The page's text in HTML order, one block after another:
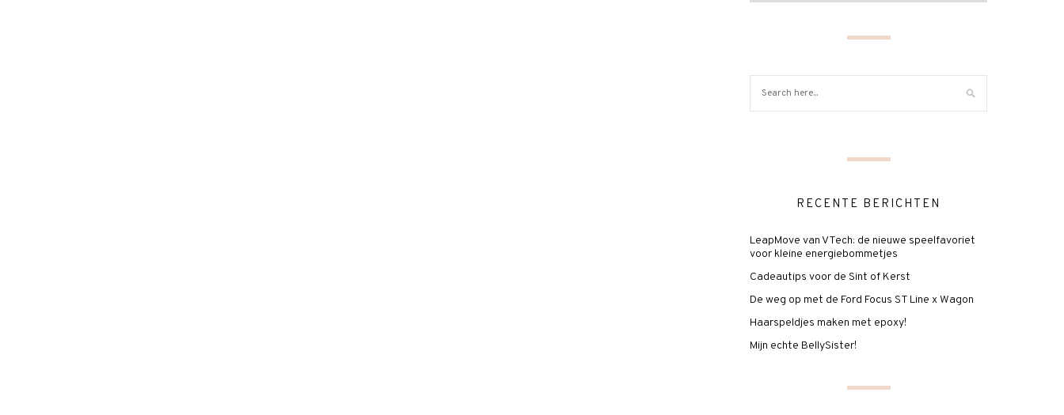
RECENTE BERICHTEN
LeapMove van VTech: de nieuwe speelfavoriet
voor kleine energiebommetjes
Cadeautips voor de Sint of Kerst
De weg op met de Ford Focus ST Line x Wagon
Haarspeldjes maken met epoxy!
Mijn echte BellySister!